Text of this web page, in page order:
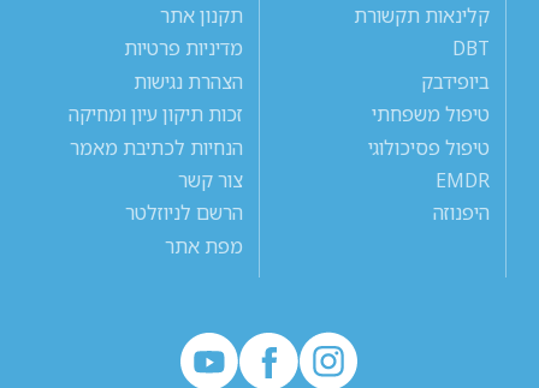
קלינאות תקשורת
DBT
ביופידבק
טיפול משפחתי
טיפול פסיכולוגי
EMDR
היפנוזה
תקנון אתר
מדיניות פרטיות
הצהרת נגישות
זכות תיקון עיון ומחיקה
הנחיות לכתיבת מאמר
צור קשר
הרשם לניוזלטר
מפת אתר